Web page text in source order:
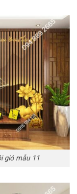
gió mẫu 11